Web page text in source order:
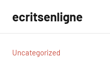
contenu
ecritsenligne
Uncategorized